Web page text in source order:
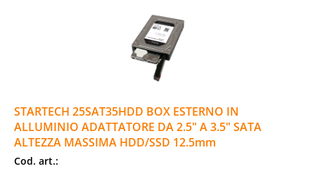
STARTECH 25SAT35HDD BOX ESTERNO IN
ALLUMINIO ADATTATORE DA 2.5" A 3.5" SATA
ALTEZZA MASSIMA HDD/SSD 12.5mm
Cod. art.: